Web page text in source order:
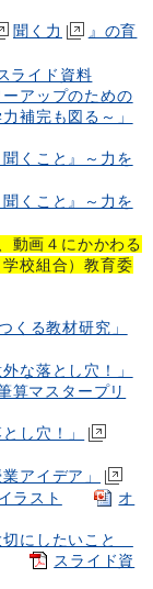
聞く力
』の育
ライド資料
アップのための
補完も図る～」
くこと』～力を
くこと』～力を
動画４にかかわる
校組合）教育委
くる教材研究」
な落とし穴！」
算マスタープリ
し穴！」
アイデア」
ラスト
オ
切にしたいこと
スライド資